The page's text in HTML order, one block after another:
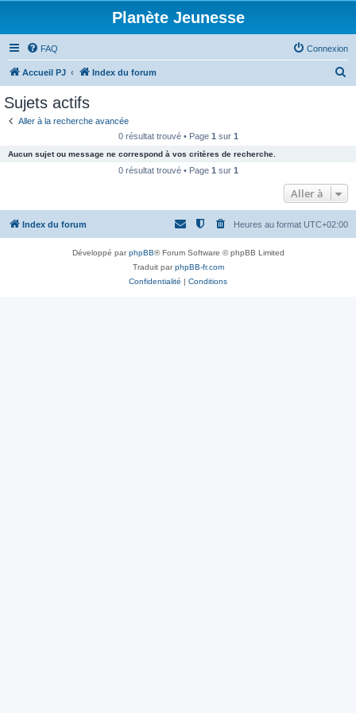
Planète Jeunesse
FAQ Connexion
Accueil PJ Index du forum
c
e
Sujets actifs
Aller à la recherche avancée
0 résultat trouvé • Page 1 sur 1
Aucun sujet ou message ne correspond à vos critères de recherche.
0 résultat trouvé • Page 1 sur 1
Aller à
Index du forum Heures au format UTC+02:00
Développé parphpBB® Forum Software © phpBB Limited
Traduit parphpBB-fr.com
Confidentialité | Conditions